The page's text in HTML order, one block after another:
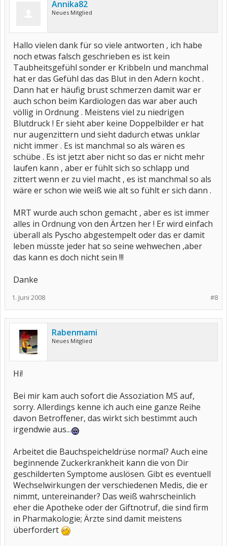
Annika82
Neues Mitglied
Hallo vielen dank für so viele antworten , ich habe
noch etwas falsch geschrieben es ist kein
Taubheitsgefühl sonder er Kribbeln und manchmal
hat er das Gefühl das das Blut in den Adern kocht .
Dann hat er häufig brust schmerzen damit war er
auch schon beim Kardiologen das war aber auch
völlig in Ordnung . Meistens viel zu niedrigen
Blutdruck ! Er sieht aber keine Doppelbilder er hat
nur augenzittern und sieht dadurch etwas unklar
nicht immer . Es ist manchmal so als wären es
schübe . Es ist jetzt aber nicht so das er nicht mehr
laufen kann , aber er fühlt sich so schlapp und
zittert wenn er zu viel macht , es ist manchmal so als
wäre er schon wie weiß wie alt so fühlt er sich dann .
MRT wurde auch schon gemacht , aber es ist immer
alles in Ordnung von den Ärtzen her ! Er wird einfach
überall als Pyscho abgestempelt oder das er damit
leben müsste jeder hat so seine wehwechen ,aber
das kann es doch nicht sein !!!
Danke
#8
1. Juni 2008
Rabenmami
Neues Mitglied
Hi!
Bei mir kam auch sofort die Assoziation MS auf,
sorry. Allerdings kenne ich auch eine ganze Reihe
davon Betroffener, das wirkt sich bestimmt auch
irgendwie aus...
Arbeitet die Bauchspeicheldrüse normal? Auch eine
beginnende Zuckerkrankheit kann die von Dir
geschilderten Symptome auslösen. Gibt es eventuell
Wechselwirkungen der verschiedenen Medis, die er
nimmt, untereinander? Das weiß wahrscheinlich
eher die Apotheke oder der Giftnotruf, die sind firm
in Pharmakologie; Ärzte sind damit meistens
überfordert